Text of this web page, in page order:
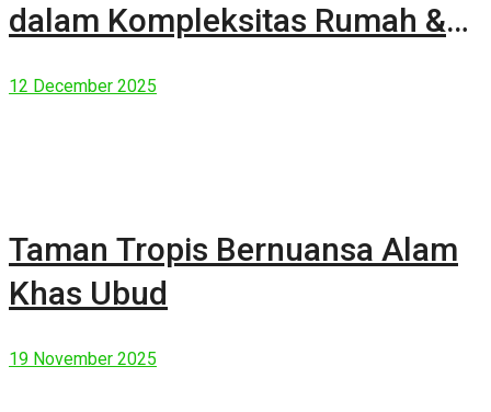
dalam Kompleksitas Rumah &
12 December 2025
Taman Tropis Bernuansa Alam
Khas Ubud
19 November 2025